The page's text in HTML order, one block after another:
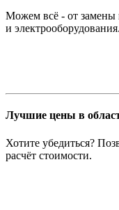
Можем всё - от замены
и электрооборудования.
Лучшие цены в
Хотите убедиться?
расчёт стоимости.